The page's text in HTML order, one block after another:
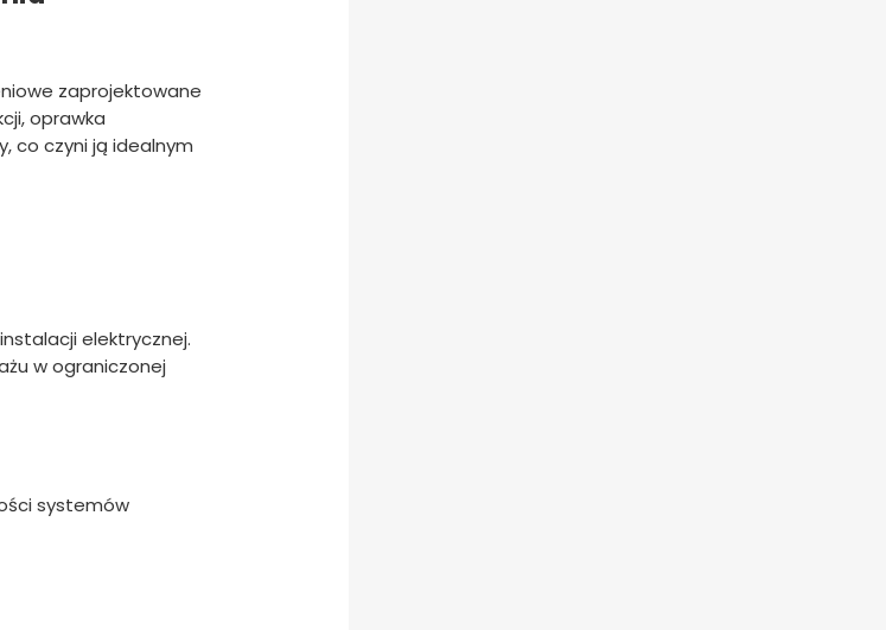
zaprojektowane
oprawka
co czyni ją idealnym
elektrycznej.
w ograniczonej
systemów